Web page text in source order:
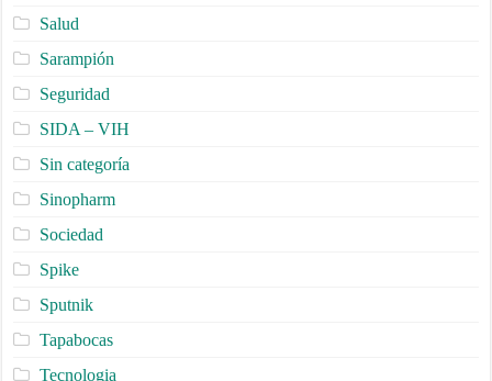
Salud
Sarampión
Seguridad
SIDA – VIH
Sin categoría
Sinopharm
Sociedad
Spike
Sputnik
Tapabocas
Tecnologia